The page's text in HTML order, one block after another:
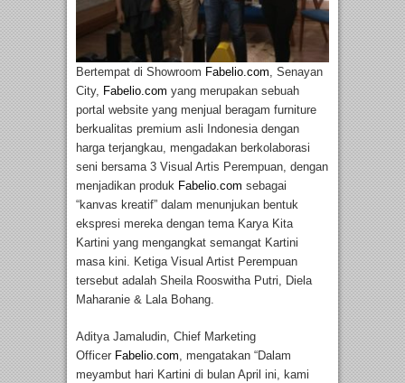
Bertempat di Showroom Fabelio.com, Senayan
City, Fabelio.com yang merupakan sebuah
portal website yang menjual beragam furniture
berkualitas premium asli Indonesia dengan
harga terjangkau, mengadakan berkolaborasi
seni bersama 3 Visual Artis Perempuan, dengan
menjadikan produk Fabelio.com sebagai
“kanvas kreatif” dalam menunjukan bentuk
ekspresi mereka dengan tema Karya Kita
Kartini yang mengangkat semangat Kartini
masa kini. Ketiga Visual Artist Perempuan
tersebut adalah Sheila Rooswitha Putri, Diela
Maharanie & Lala Bohang.
Aditya Jamaludin, Chief Marketing
Officer Fabelio.com, mengatakan “Dalam
meyambut hari Kartini di bulan April ini, kami